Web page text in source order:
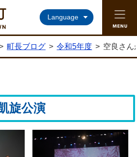
益子町ホームページ
Language
町長ブログ > 令和5年度 > 空良さん
旋公演